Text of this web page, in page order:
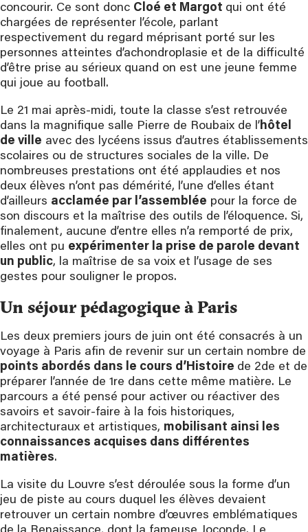
concourir. Ce sont donc Cloé et Margot qui ont été
chargées de représenter l’école, parlant
respectivement du regard méprisant porté sur les
personnes atteintes d’achondroplasie et de la difficulté
d’être prise au sérieux quand on est une jeune femme
qui joue au football.
Le 21 mai après-midi, toute la classe s’est retrouvée
dans la magnifique salle Pierre de Roubaix de l’hôtel
de ville avec des lycéens issus d’autres établissements
scolaires ou de structures sociales de la ville. De
nombreuses prestations ont été applaudies et nos
deux élèves n’ont pas démérité, l’une d’elles étant
d’ailleurs acclamée par l’assemblée pour la force de
son discours et la maîtrise des outils de l’éloquence. Si,
finalement, aucune d’entre elles n’a remporté de prix,
elles ont pu expérimenter la prise de parole devant
un public, la maîtrise de sa voix et l’usage de ses
gestes pour souligner le propos.
Un séjour pédagogique à Paris
Les deux premiers jours de juin ont été consacrés à un
voyage à Paris afin de revenir sur un certain nombre de
points abordés dans le cours d’Histoire de 2de et de
préparer l’année de 1re dans cette même matière. Le
parcours a été pensé pour activer ou réactiver des
savoirs et savoir-faire à la fois historiques,
architecturaux et artistiques, mobilisant ainsi les
connaissances acquises dans différentes
matières.
La visite du Louvre s’est déroulée sous la forme d’un
jeu de piste au cours duquel les élèves devaient
retrouver un certain nombre d’œuvres emblématiques